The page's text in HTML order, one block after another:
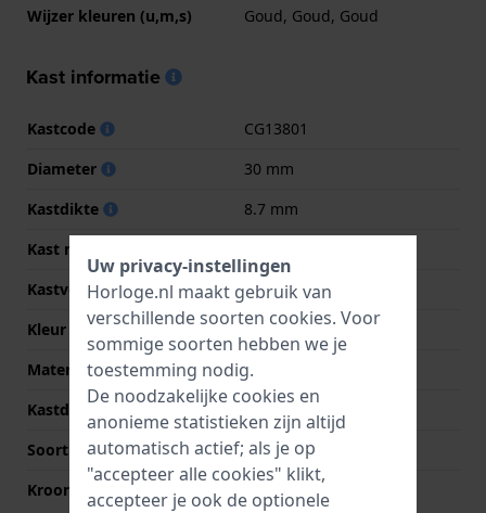
Wijzer kleuren (u,m,s)
Goud, Goud, Goud
Kast informatie
Kastcode
CG13801
Diameter
30 mm
Kastdikte
8.7 mm
Kast materiaal
Kastvorm
Vierkant
Kleur kast
Goud
Materiaal kastdeksel
Roestvrij staal
Kastdeksel
Soort glas
Mineraal
Kroon
Trek kroon
Uw privacy-instellingen
Horloge.nl maakt gebruik van
verschillende soorten cookies. Voor
sommige soorten hebben we je
toestemming nodig.
De noodzakelijke cookies en
anonieme statistieken zijn altijd
automatisch actief; als je op
"accepteer alle cookies" klikt,
accepteer je ook de optionele